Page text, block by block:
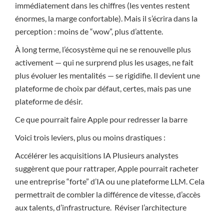
immédiatement dans les chiffres (les ventes restent
énormes, la marge confortable). Mais il s’écrira dans la
perception : moins de “wow”, plus d’attente.
À long terme, l’écosystème qui ne se renouvelle plus
activement — qui ne surprend plus les usages, ne fait
plus évoluer les mentalités — se rigidifie. Il devient une
plateforme de choix par défaut, certes, mais pas une
plateforme de désir.
Ce que pourrait faire Apple pour redresser la barre
Voici trois leviers, plus ou moins drastiques :
Accélérer les acquisitions IA Plusieurs analystes
suggèrent que pour rattraper, Apple pourrait racheter
une entreprise “forte” d’IA ou une plateforme LLM. Cela
permettrait de combler la différence de vitesse, d’accès
aux talents, d’infrastructure. Réviser l’architecture